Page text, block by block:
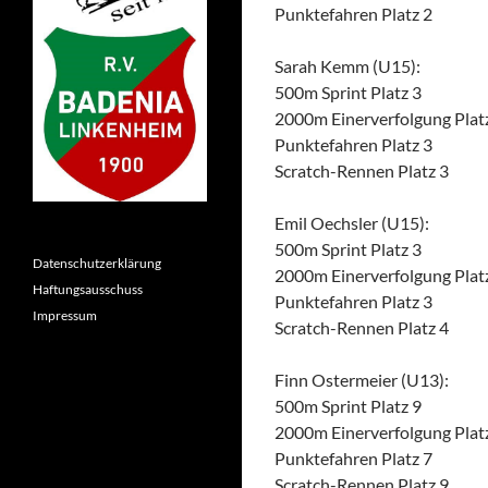
Punktefahren Platz 2
Sarah Kemm (U15):
500m Sprint Platz 3
2000m Einerverfolgung
Punktefahren Platz 3
Scratch-Rennen Platz 3
Emil Oechsler (U15):
500m Sprint Platz 3
2000m Einerverfolgung
Punktefahren Platz 3
Scratch-Rennen Platz 4
Finn Ostermeier (U13):
500m Sprint Platz 9
2000m Einerverfolgung
Punktefahren Platz 7
Datenschutzerklärung
Haftungsausschuss
Impressum